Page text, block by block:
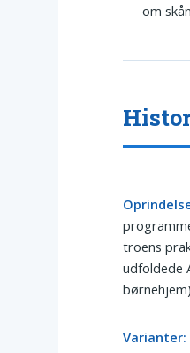
om
troens
udfoldede
Varianter: